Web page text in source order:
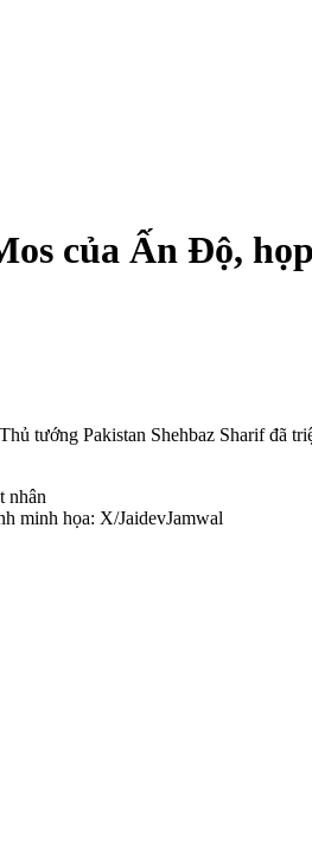
của Ấn Độ,
tướng Pakistan Shehbaz Sharif đã
minh họa: X/JaidevJamwal